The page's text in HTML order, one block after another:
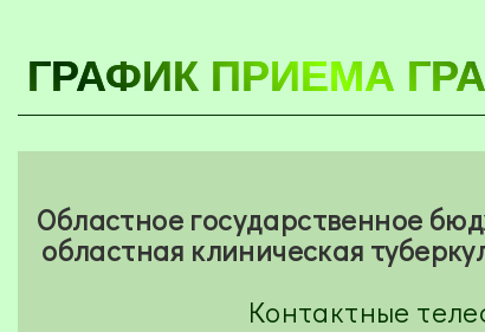
ГРАФИК ПРИЕМА
Областное государственное
областная клиническая
Контактные